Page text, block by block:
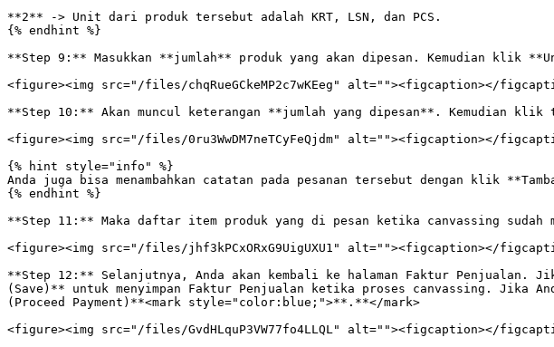
**2** -> Unit dari produk tersebut adalah KRT, LSN, dan PCS.
{% endhint %}
**Step 9:** Masukkan **jumlah** produk yang akan dipesan. Kemudian klik
<figure><img src="/files/chqRueGCkeMP2c7wKEeg" alt=""><figcaption></
**Step 10:** Akan muncul keterangan **jumlah yang dipesan**. Kemudian klik
<figure><img src="/files/0ru3WwDM7neTCyFeQjdm" alt=""><figcaption></
{% hint style="info" %}
Anda juga bisa menambahkan catatan pada pesanan tersebut dengan klik
{% endhint %}
**Step 11:** Maka daftar item produk yang di pesan ketika canvassing
<figure><img src="/files/jhf3kPCxORxG9UigUXU1" alt=""><figcaption></
**Step 12:** Selanjutnya, Anda akan kembali ke halaman Faktur Penjualan.
(Save)** untuk menyimpan Faktur Penjualan ketika proses canvassing. Jika
(Proceed Payment)**<mark style="color:blue;">**.**</mark>
<figure><img src="/files/GvdHLquP3VW77fo4LLQL" alt=""><figcaption></